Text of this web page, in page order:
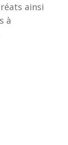
ainsi
à